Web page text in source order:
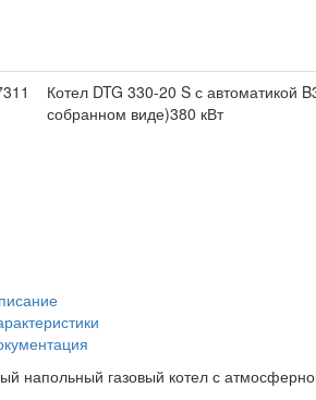
Котел DTG 330-20 S с автоматикой
собранном виде)380 кВт
напольный газовый котел с